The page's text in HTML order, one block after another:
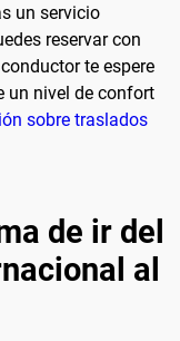
un servicio
reservar con
te espere
un nivel de confort
sobre traslados
de ir del
al